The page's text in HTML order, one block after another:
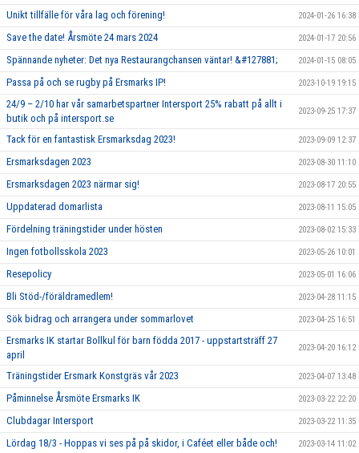
Unikt tillfälle för våra lag och förening! 2024-01-26 16:38
Save the date! Årsmöte 24 mars 2024 2024-01-17 20:56
Spännande nyheter: Det nya Restaurangchansen väntar! &#127881; 2024-01-15 08:05
Passa på och se rugby på Ersmarks IP! 2023-10-19 19:15
24/9 – 2/10 har vår samarbetspartner Intersport 25% rabatt på allt i
butik och på intersport.se
2023-09-25 17:37
Tack för en fantastisk Ersmarksdag 2023! 2023-09-09 12:37
Ersmarksdagen 2023 2023-08-30 11:10
Ersmarksdagen 2023 närmar sig! 2023-08-17 20:55
Uppdaterad domarlista 2023-08-11 15:05
Fördelning träningstider under hösten 2023-08-02 15:33
Ingen fotbollsskola 2023 2023-05-26 10:01
Resepolicy 2023-05-01 16:06
Bli Stöd-/föräldramedlem! 2023-04-28 11:15
Sök bidrag och arrangera under sommarlovet 2023-04-25 16:51
Ersmarks IK startar Bollkul för barn födda 2017 - uppstartsträff 27
april
2023-04-20 16:12
Träningstider Ersmark Konstgräs vår 2023 2023-04-07 13:48
Påminnelse Årsmöte Ersmarks IK 2023-03-22 22:20
Clubdagar Intersport 2023-03-22 11:35
Lördag 18/3 - Hoppas vi ses på på skidor, i Caféet eller både och! 2023-03-14 11:02